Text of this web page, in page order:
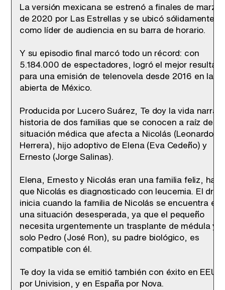
La versión mexicana se estrenó a finales de marzo
de 2020 por Las Estrellas y se ubicó sólidamente
como líder de audiencia en su barra de horario.
Y su episodio final marcó todo un récord: con
5.184.000 de espectadores, logró el mejor
para una emisión de telenovela desde 2016 en la
abierta de México.
Producida por Lucero Suárez, Te doy la vida narra
historia de dos familias que se conocen a raíz de
situación médica que afecta a Nicolás (Leonardo
Herrera), hijo adoptivo de Elena (Eva Cedeño) y
Ernesto (Jorge Salinas).
Elena, Ernesto y Nicolás eran una familia feliz,
que Nicolás es diagnosticado con leucemia. El
inicia cuando la familia de Nicolás se encuentra en
una situación desesperada, ya que el pequeño
necesita urgentemente un trasplante de médula y
solo Pedro (José Ron), su padre biológico, es
compatible con él.
Te doy la vida se emitió también con éxito en EEUU
por Univision, y en España por Nova.